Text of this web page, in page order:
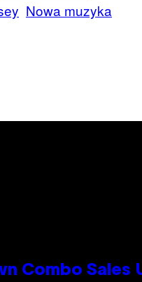
Nowa muzyka
Combo Sales